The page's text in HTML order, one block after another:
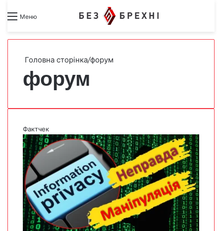
Меню Search forSwitch skin
Головна сторінка/форум
форум
Фактчек